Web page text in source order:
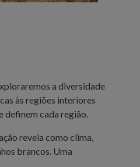
a diversidade
às regiões interiores
definem cada região.
revela como clima,
brancos. Uma